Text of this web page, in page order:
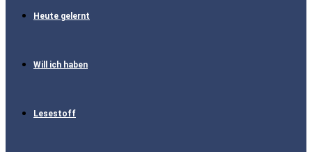
Heute gelernt
Will ich haben
Lesestoff